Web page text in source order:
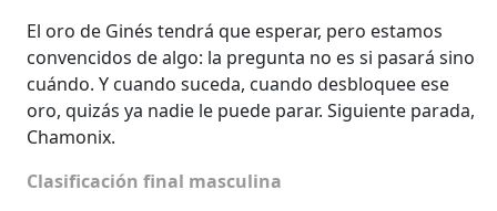
El oro de Ginés tendrá que esperar, pero estamos
convencidos de algo: la pregunta no es si pasará sino
cuándo. Y cuando suceda, cuando desbloquee ese
oro, quizás ya nadie le puede parar. Siguiente parada,
Chamonix.
Clasificación final masculina